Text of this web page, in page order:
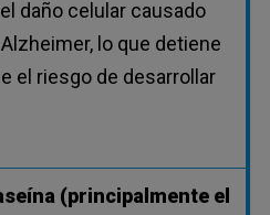
daño celular causado
lo que detiene
el riesgo de desarrollar
(principalmente el